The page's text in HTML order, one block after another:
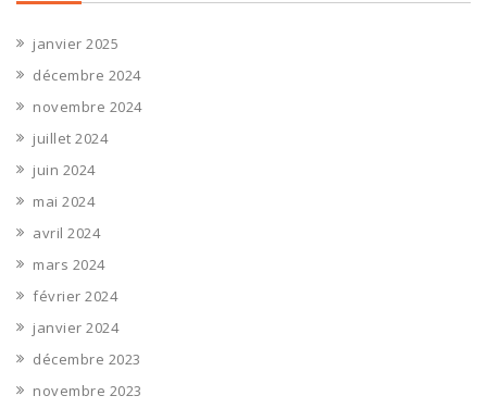
janvier 2025
décembre 2024
novembre 2024
juillet 2024
juin 2024
mai 2024
avril 2024
mars 2024
février 2024
janvier 2024
décembre 2023
novembre 2023